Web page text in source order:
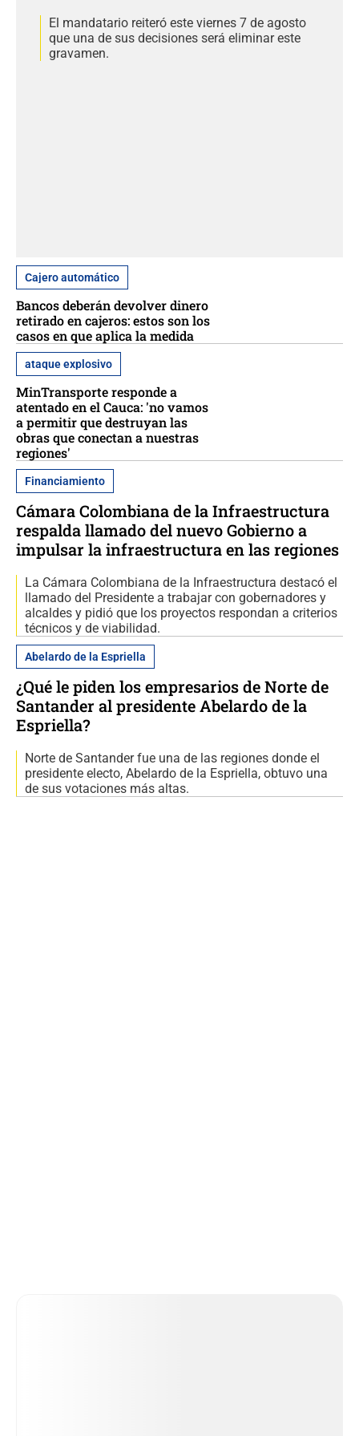
El mandatario reiteró este viernes 7 de agosto
que una de sus decisiones será eliminar este
gravamen.
Cajero automático
Bancos deberán devolver dinero
retirado en cajeros: estos son los
casos en que aplica la medida
ataque explosivo
MinTransporte responde a
atentado en el Cauca: 'no vamos
a permitir que destruyan las
obras que conectan a nuestras
regiones'
Financiamiento
Cámara Colombiana de la Infraestructura
respalda llamado del nuevo Gobierno a
impulsar la infraestructura en las regiones
La Cámara Colombiana de la Infraestructura destacó el
llamado del Presidente a trabajar con gobernadores y
alcaldes y pidió que los proyectos respondan a criterios
técnicos y de viabilidad.
Abelardo de la Espriella
¿Qué le piden los empresarios de Norte de
Santander al presidente Abelardo de la
Espriella?
Norte de Santander fue una de las regiones donde el
presidente electo, Abelardo de la Espriella, obtuvo una
de sus votaciones más altas.